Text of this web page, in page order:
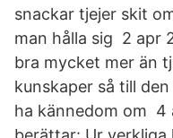
snackar tjejer skit
man hålla sig 2 apr
bra mycket mer än
kunskaper så till
ha kännedom om 4